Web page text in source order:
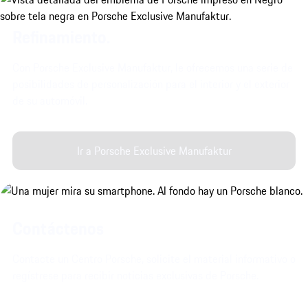
Ir a Porsche Exclusive Manufaktur